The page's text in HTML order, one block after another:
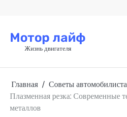
Мотор лайф
Жизнь двигателя
Главная
Советы
Плазменная резка: Современные
металлов